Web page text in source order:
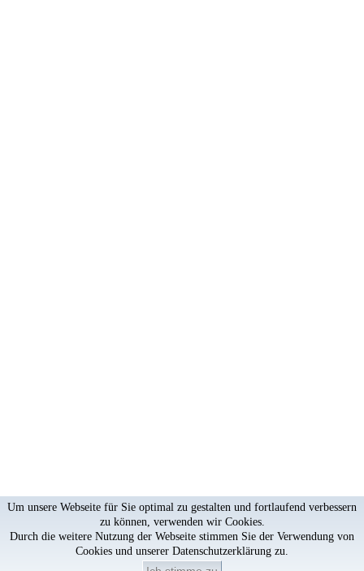
Um unsere Webseite für Sie optimal zu gestalten und fortlaufend verbessern
zu können, verwenden wir Cookies.
Durch die weitere Nutzung der Webseite stimmen Sie der Verwendung von
Cookies und unserer Datenschutzerklärung zu.